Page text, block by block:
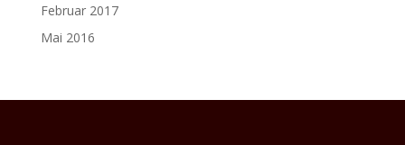
Februar 2017
Mai 2016